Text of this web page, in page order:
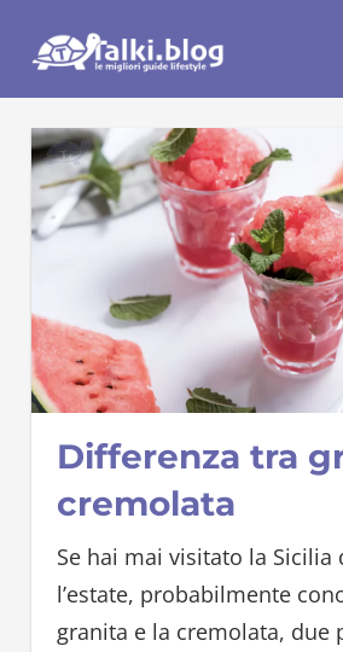
Differenza tra
cremolata
Se hai mai visitato la Sicilia
l’estate, probabilmente
granita e la cremolata, due